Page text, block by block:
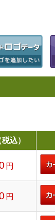
込）
円
円